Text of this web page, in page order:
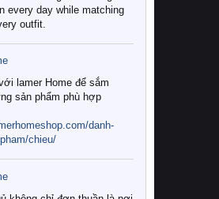
every day while matching
outfit.
lamer Home để sắm
sản phẩm phù hợp
danh-
chieu/